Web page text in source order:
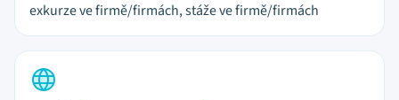
exkurze ve firmě/firmách, stáže ve firmě/firmách